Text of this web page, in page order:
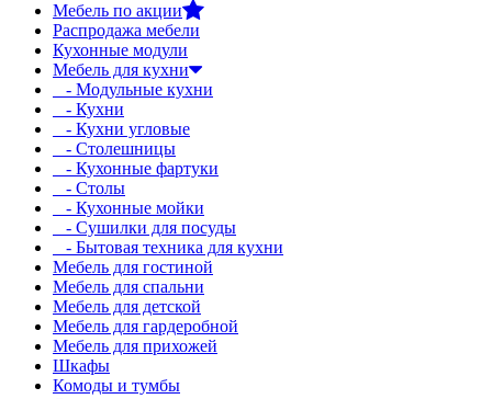
Мебель по акции
Распродажа мебели
Кухонные модули
Мебель для кухни
- Модульные кухни
- Кухни
- Кухни угловые
- Столешницы
- Кухонные фартуки
- Столы
- Кухонные мойки
- Сушилки для посуды
- Бытовая техника для кухни
Мебель для гостиной
Мебель для спальни
Мебель для детской
Мебель для гардеробной
Мебель для прихожей
Шкафы
Комоды и тумбы